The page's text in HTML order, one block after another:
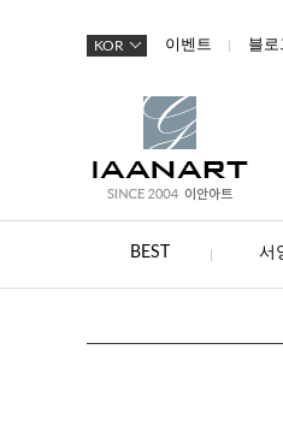
KOR 이벤트 블로
BEST 서